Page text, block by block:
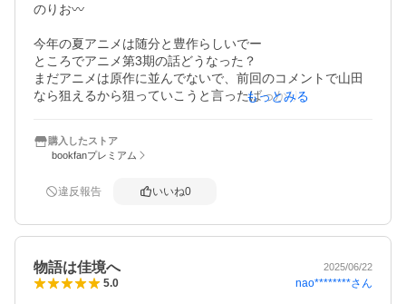
のりお〰︎
今年の夏アニメは随分と豊作らしいでー
ところでアニメ第3期の話どうなった？
まだアニメは原作に並んでないで、前回のコメントで山田
なら狙えるから狙っていこうと言ったばっかりやん。
今回はまだ言いたいこと有るで！
確かに山田は水着姿にならなくてもおじさんファンはだま
ろう！
もっとみる
購入したストア
bookfanプレミアム
違反報告 いいね0
物語は佳境へ 2025/06/22
5.0 nao********さん